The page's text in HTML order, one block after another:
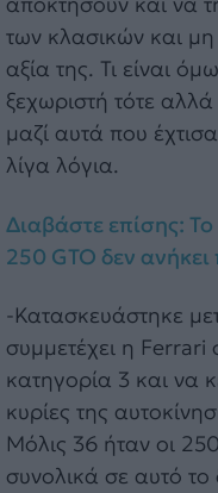
των κλασικών και
αξία της. Τι είναι
ξεχωριστή τότε
μαζί αυτά που
λίγα λόγια.
Διαβάστε επίσης:
250 GTO δεν
-Κατασκευάστηκε
συμμετέχει η
κατηγορία 3 και να
κυρίες της
Μόλις 36 ήταν οι
συνολικά σε αυτό